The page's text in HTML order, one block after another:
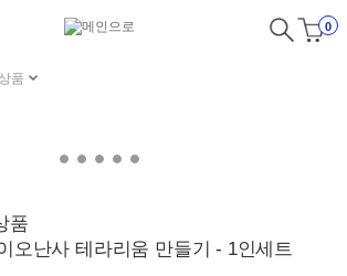
0
품
오난사 테라리움 만들기 - 1인세트